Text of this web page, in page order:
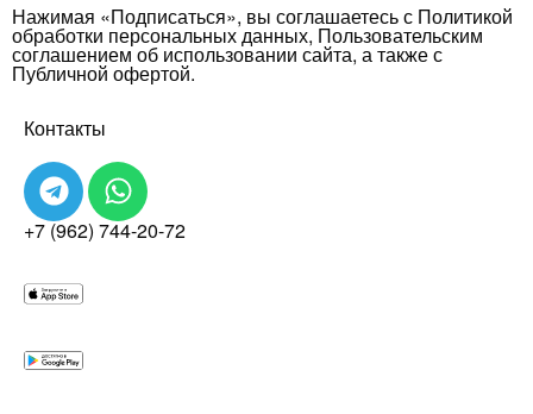
Нажимая «Подписаться», вы соглашаетесь с Политикой
обработки персональных данных, Пользовательским
соглашением об использовании сайта, а также с
Публичной офертой.
Контакты
+7 (962) 744-20-72